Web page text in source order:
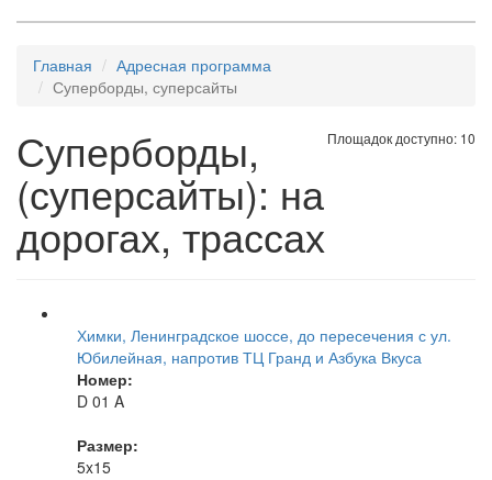
Главная
Адресная программа
Суперборды, суперсайты
Площадок доступно: 10
Суперборды,
(суперсайты): на
дорогах, трассах
Химки, Ленинградское шоссе, до пересечения с ул.
Юбилейная, напротив ТЦ Гранд и Азбука Вкуса
Номер:
D 01 A
Размер:
5x15